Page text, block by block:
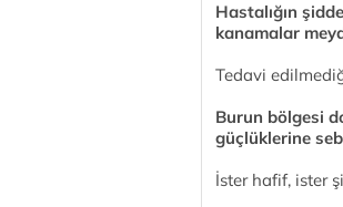
Hastalığın
kanamalar
Tedavi
Burun bölgesi
güçlüklerine
İster hafif, ister